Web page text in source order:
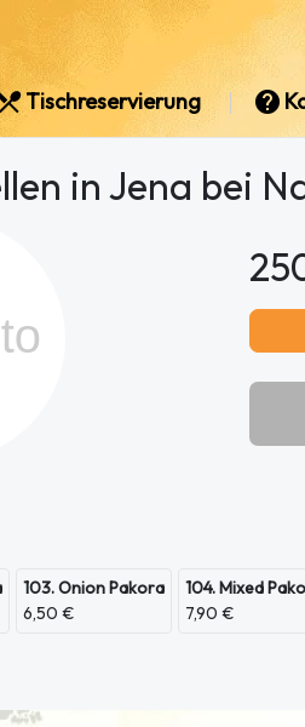
Tischreservierung
in Jena bei
103. Onion Pakora
6,50 €
104. Mixed
7,90 €